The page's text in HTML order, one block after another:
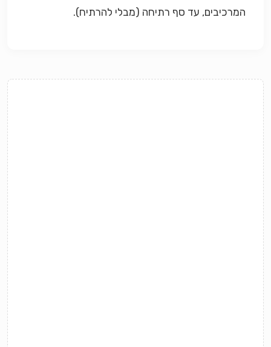
המרכיבים, עד סף רתיחה (מבלי להרתיח).